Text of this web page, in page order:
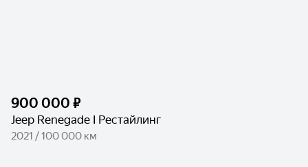
900 000 ₽
Jeep Renegade I Рестайлинг
2021 / 100 000 км